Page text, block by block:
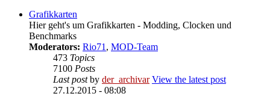
Grafikkarten
Hier geht's um Grafikkarten - Modding, Clocken und
Benchmarks
Moderators: Rio71, MOD-Team
473 Topics
7100 Posts
Last postby der_archivar View the latest post
27.12.2015 - 08:08